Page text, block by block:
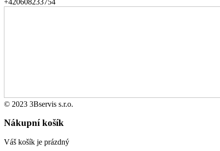
© 2023 3Bservis s.r.o.
Nákupní košík
Váš košík je prázdný